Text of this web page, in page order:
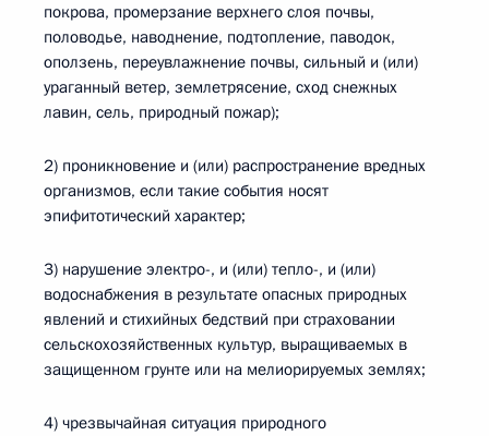
покрова, промерзание верхнего слоя почвы,
половодье, наводнение, подтопление, паводок,
оползень, переувлажнение почвы, сильный и (или)
ураганный ветер, землетрясение, сход снежных
лавин, сель, природный пожар);
2) проникновение и (или) распространение вредных
организмов, если такие события носят
эпифитотический характер;
3) нарушение электро-, и (или) тепло-, и (или)
водоснабжения в результате опасных природных
явлений и стихийных бедствий при страховании
сельскохозяйственных культур, выращиваемых в
защищенном грунте или на мелиорируемых землях;
4) чрезвычайная ситуация природного